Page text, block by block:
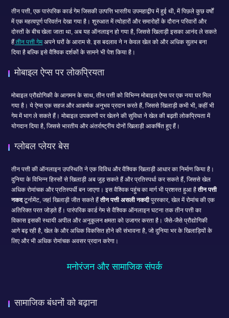
तीन पत्ती, एक पारंपरिक कार्ड गेम जिसकी उत्पत्ति भारतीय उपमहाद्वीप में हुई थी, में पिछले कुछ वर्षों
में एक महत्वपूर्ण परिवर्तन देखा गया है। शुरुआत में त्योहारों और समारोहों के दौरान परिवारों और
दोस्तों के बीच खेला जाता था, अब यह ऑनलाइन हो गया है, जिससे खिलाड़ी इसका आनंद ले सकते
हैं तीन पत्ती गेमअपने घरों के आराम से. इस बदलाव ने न केवल खेल को और अधिक सुलभ बना
दिया है बल्कि इसे वैश्विक दर्शकों के सामने भी पेश किया है।
मोबाइल ऐप्स पर लोकप्रियता
मोबाइल प्रौद्योगिकी के आगमन के साथ, तीन पत्ती को विभिन्न मोबाइल ऐप्स पर एक नया घर मिल
गया है। ये ऐप्स एक सहज और आकर्षक अनुभव प्रदान करते हैं, जिससे खिलाड़ी कभी भी, कहीं भी
गेम में भाग ले सकते हैं। मोबाइल उपकरणों पर खेलने की सुविधा ने खेल की बढ़ती लोकप्रियता में
योगदान दिया है, जिससे भारतीय और अंतर्राष्ट्रीय दोनों खिलाड़ी आकर्षित हुए हैं।
ग्लोबल प्लेयर बेस
तीन पत्ती की ऑनलाइन उपस्थिति ने एक विविध और वैश्विक खिलाड़ी आधार का निर्माण किया है।
दुनिया के विभिन्न हिस्सों से खिलाड़ी अब जुड़ सकते हैं और प्रतिस्पर्धा कर सकते हैं, जिससे खेल
अधिक रोमांचक और प्रतिस्पर्धी बन जाएगा। इस वैश्विक पहुंच का मार्ग भी प्रशस्त हुआ हैतीन पत्ती
नकदटूर्नामेंट, जहां खिलाड़ी जीत सकते हैंतीन पत्ती असली नकदीपुरस्कार, खेल में रोमांच की एक
अतिरिक्त परत जोड़ते हैं। पारंपरिक कार्ड गेम से वैश्विक ऑनलाइन घटना तक तीन पत्ती का
विकास इसकी स्थायी अपील और अनुकूलन क्षमता को उजागर करता है। जैसे-जैसे प्रौद्योगिकी
आगे बढ़ रही है, खेल के और अधिक विकसित होने की संभावना है, जो दुनिया भर के खिलाड़ियों के
लिए और भी अधिक रोमांचक अवसर प्रदान करेगा।
मनोरंजन और सामाजिक संपर्क
सामाजिक बंधनों को बढ़ाना